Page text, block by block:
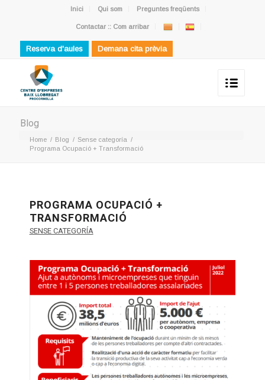
Inici Qui som Preguntes freqüents
Contactar :: Com arribar
Reserva d'aules Demana cita prèvia
Blog
Home / Blog / Sense categoría /
Programa Ocupació + Transformació
PROGRAMA OCUPACIÓ +
TRANSFORMACIÓ
SENSE CATEGORÍA